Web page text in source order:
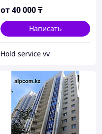
от40 000₸
Написать
Hold service vv